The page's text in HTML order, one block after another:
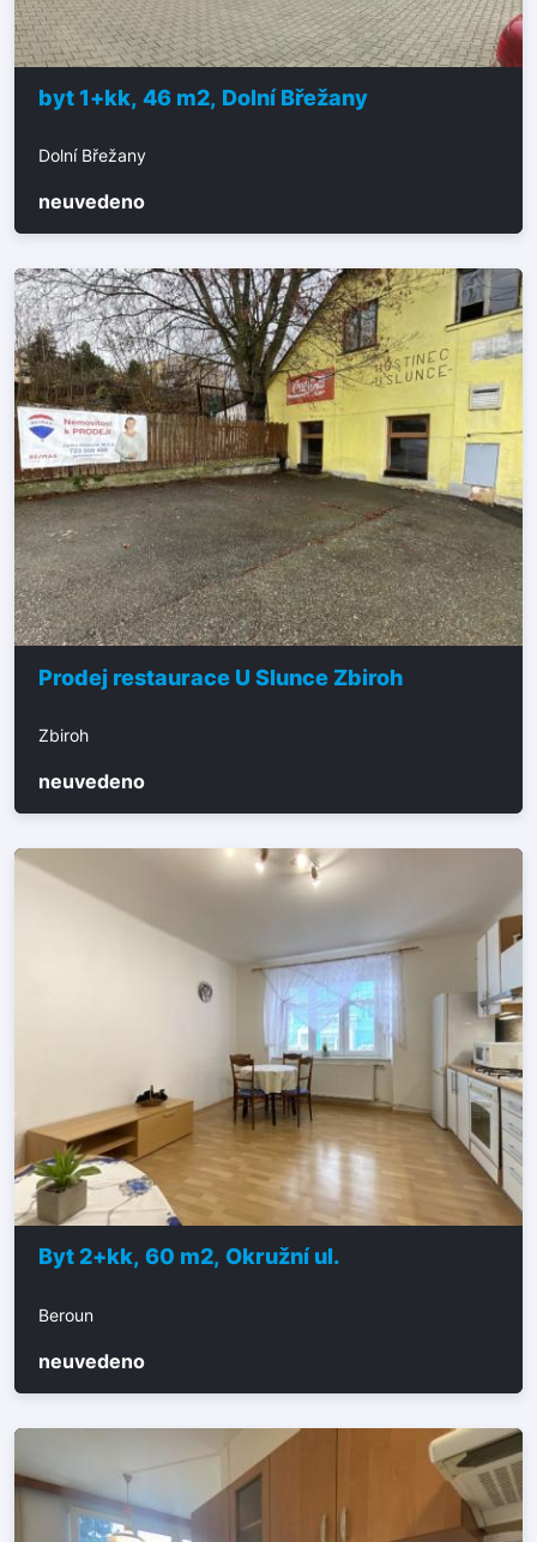
byt 1+kk, 46 m2, Dolní Břežany
Dolní Břežany
neuvedeno
Prodej restaurace U Slunce Zbiroh
Zbiroh
neuvedeno
Byt 2+kk, 60 m2, Okružní ul.
Beroun
neuvedeno